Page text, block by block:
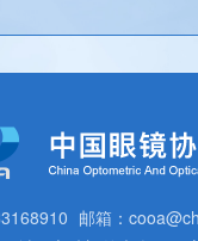
邮箱：